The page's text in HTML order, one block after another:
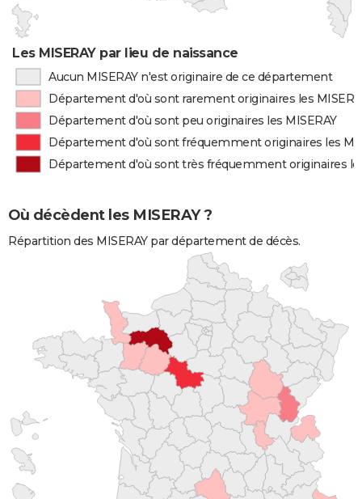
Les MISERAY par lieu de naissance
Aucun MISERAY n'est originaire de ce département
Département d'où sont rarement originaires les
Département d'où sont peu originaires les MISERAY
Département d'où sont fréquemment originaires les
Département d'où sont très fréquemment originaires
Où décèdent les MISERAY ?
Répartition des MISERAY par département de décès.